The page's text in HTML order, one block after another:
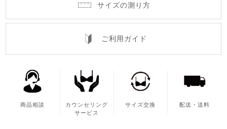
サイズの測り方
ご利用ガイド
商品相談
カウンセリング
サービス
サイズ交換 配送・送料